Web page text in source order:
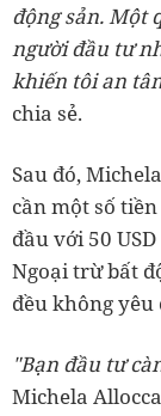
động sản. Một
người đầu tư
khiến tôi an
chia sẻ.
Sau đó,
cần một số
đầu với 50
Ngoại trừ bất
đều không yêu
"Bạn đầu tư
Michela